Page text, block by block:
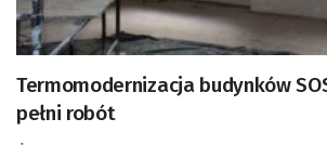
Termomodernizacja budynków
pełni robót